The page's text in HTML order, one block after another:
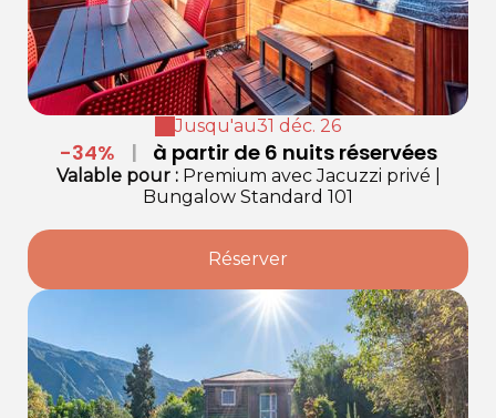
Jusqu'au31 déc. 26
-34% | à partir de 6 nuits réservées
Valable pour:Premium avec Jacuzzi privé
Bungalow Standard 101
Réserver